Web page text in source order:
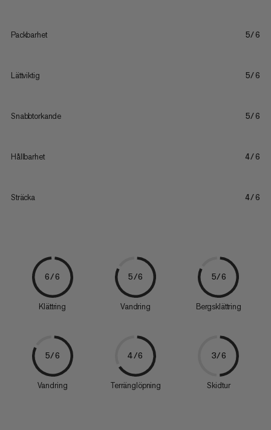
Packbarhet 5/6
Lättviktig 5/6
Snabbtorkande 5/6
Hållbarhet 4/6
Sträcka 4/6
6/6
Klättring
5/6
Vandring
5/6
Bergsklättring
5/6
Vandring
4/6
Terränglöpning
3/6
Skidtur